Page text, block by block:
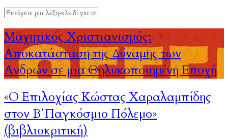
Μαχητικός Χριστιανισμός:
Αποκατάσταση της Δύναμης των
Ανδρών σε μια Θηλυκοποιημένη Εποχή
«Ο Επιλοχίας Κώστας Χαραλαμπίδης
στον Β΄Παγκόσμιο Πόλεμο»
(βιβλιοκριτική)